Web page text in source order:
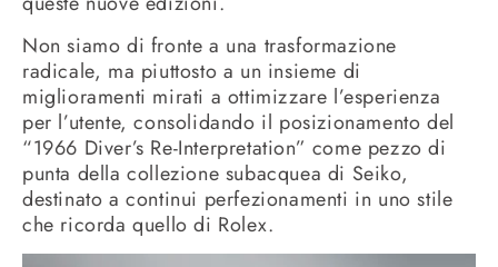
Non siamo di fronte a una trasformazione
radicale, ma piuttosto a un insieme di
miglioramenti mirati a ottimizzare l’esperienza
per l’utente, consolidando il posizionamento del
“1966 Diver’s Re-Interpretation” come pezzo di
punta della collezione subacquea di Seiko,
destinato a continui perfezionamenti in uno stile
che ricorda quello di Rolex.